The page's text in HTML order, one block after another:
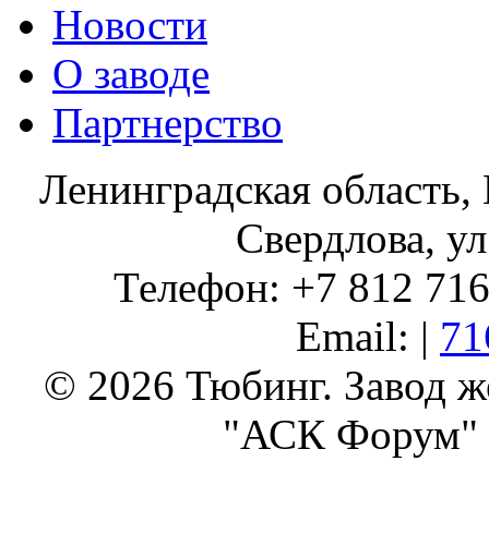
Новости
О заводе
Партнерство
Ленинградская
Свердлова,
Телефон: +7 812
Email: |
© 2026 Тюбинг. Завод
"АСК Форум"